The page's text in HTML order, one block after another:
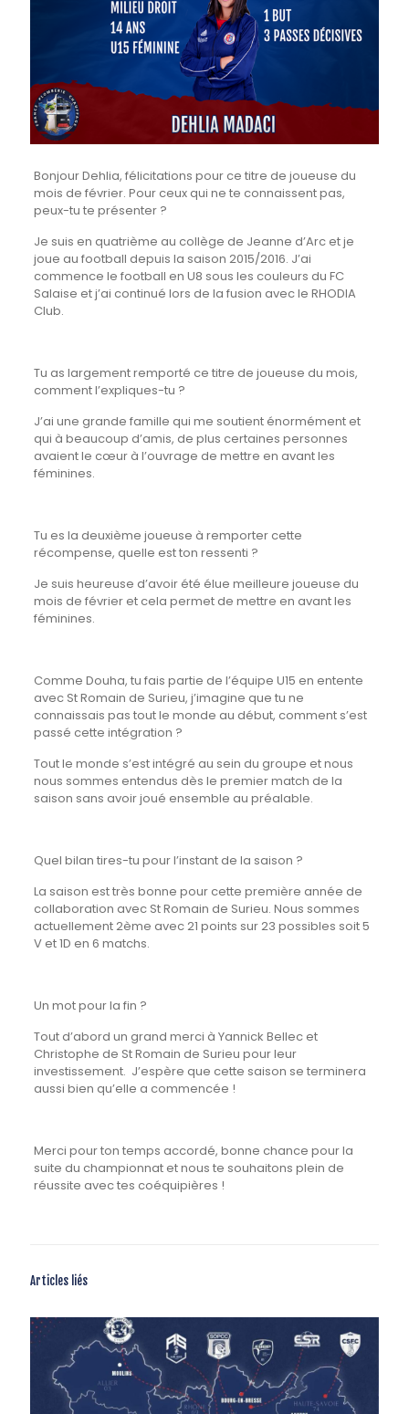
Bonjour Dehlia, félicitations pour ce titre de joueuse du
mois de février. Pour ceux qui ne te connaissent pas,
peux-tu te présenter ?
Je suis en quatrième au collège de Jeanne d’Arc et je
joue au football depuis la saison 2015/2016. J’ai
commence le football en U8 sous les couleurs du FC
Salaise et j’ai continué lors de la fusion avec le RHODIA
Club.
Tu as largement remporté ce titre de joueuse du mois,
comment l’expliques-tu ?
J’ai une grande famille qui me soutient énormément et
qui à beaucoup d’amis, de plus certaines personnes
avaient le cœur à l’ouvrage de mettre en avant les
féminines.
Tu es la deuxième joueuse à remporter cette
récompense, quelle est ton ressenti ?
Je suis heureuse d’avoir été élue meilleure joueuse du
mois de février et cela permet de mettre en avant les
féminines.
Comme Douha, tu fais partie de l’équipe U15 en entente
avec St Romain de Surieu, j’imagine que tu ne
connaissais pas tout le monde au début, comment s’est
passé cette intégration ?
Tout le monde s’est intégré au sein du groupe et nous
nous sommes entendus dès le premier match de la
saison sans avoir joué ensemble au préalable.
Quel bilan tires-tu pour l’instant de la saison ?
La saison est très bonne pour cette première année de
collaboration avec St Romain de Surieu. Nous sommes
actuellement 2ème avec 21 points sur 23 possibles soit 5
V et 1D en 6 matchs.
Un mot pour la fin ?
Tout d’abord un grand merci à Yannick Bellec et
Christophe de St Romain de Surieu pour leur
investissement. J’espère que cette saison se terminera
aussi bien qu’elle a commencée !
Merci pour ton temps accordé, bonne chance pour la
suite du championnat et nous te souhaitons plein de
réussite avec tes coéquipières !
Articles liés